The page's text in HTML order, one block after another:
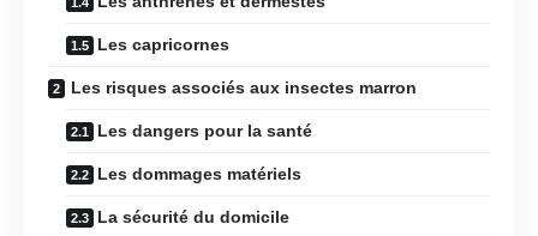
Les capricornes
Les risques associés aux insectes marron
Les dangers pour la santé
Les dommages matériels
La sécurité du domicile